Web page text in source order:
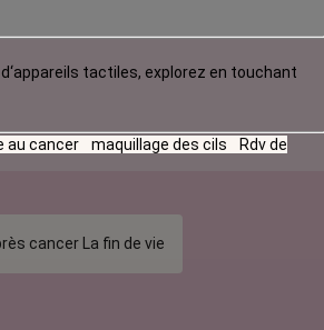
cancer La fin de vie
tactiles, explorez en touchant
au cancer maquillage des cils
Rdv de